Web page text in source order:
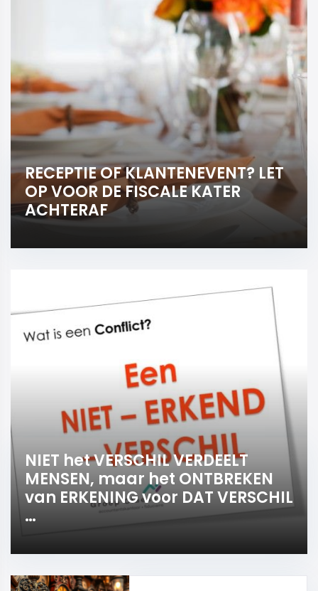
RECEPTIE OF KLANTENEVENT? LET
OP VOOR DE FISCALE KATER
ACHTERAF
NIET het VERSCHIL VERDEELT
MENSEN, maar het ONTBREKEN
van ERKENING voor DAT VERSCHIL
…